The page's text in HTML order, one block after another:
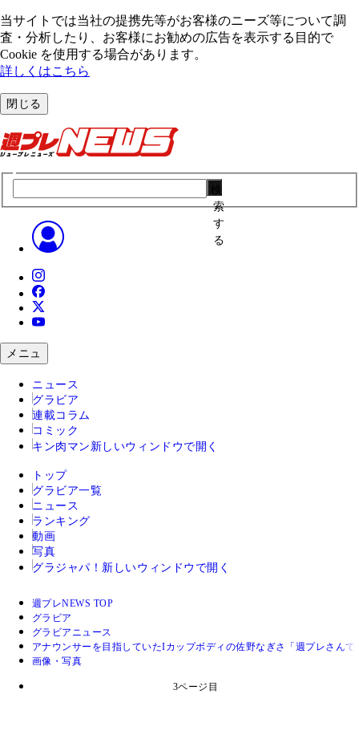
当サイトでは当社の提携先等がお客様のニーズ等について調
査・分析したり、お客様にお勧めの広告を表⽰する⽬的で
Cookie を使⽤する場合があります。
詳しくはこちら
閉じる
索
す
る
メニュ
ニュース
グラビア
連載コラム
コミック
キン肉マン 新しいウィンドウで開く
トップ
グラビア一覧
ニュース
ランキング
動画
写真
グラジャパ！ 新しいウィンドウで開く
週プレNEWS TOP
グラビア
グラビアニュース
アナウンサーを目指していたIカップボディの佐野なぎさ「週プレさん
画像・写真
3ページ目